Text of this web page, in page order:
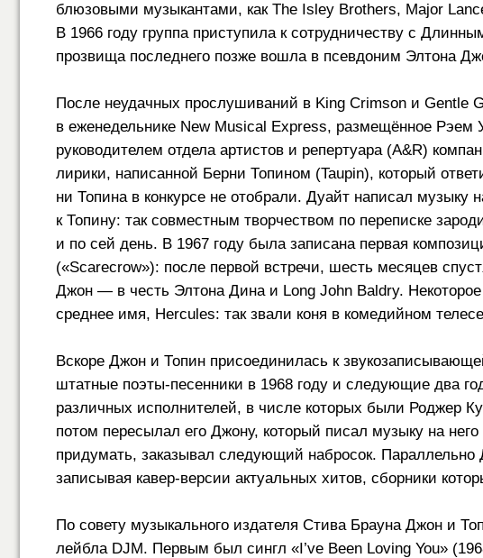
блюзовыми музыкантами, как The Isley Brothers, Major
В 1966 году группа приступила к сотрудничеству с
прозвища последнего позже вошла в псевдоним Элтона
После неудачных прослушиваний в King Crimson и Gentle
в еженедельнике New Musical Express, размещённое
руководителем отдела артистов и репертуара (A&R)
лирики, написанной Берни Топином (Taupin), который
ни Топина в конкурсе не отобрали. Дуайт написал музыку
к Топину: так совместным творчеством по переписке
и по сей день. В 1967 году была записана первая
(«Scarecrow»): после первой встречи, шесть месяцев
Джон — в честь Элтона Дина и Long John Baldry.
среднее имя, Hercules: так звали коня в комедийном
Вскоре Джон и Топин присоединилась к
штатные поэты-песенники в 1968 году и следующие два
различных исполнителей, в числе которых были Роджер
потом пересылал его Джону, который писал музыку на
придумать, заказывал следующий набросок.
записывая кавер-версии актуальных хитов, сборники
По совету музыкального издателя Стива Брауна Джон и
лейбла DJM. Первым был сингл «I’ve Been Loving You»